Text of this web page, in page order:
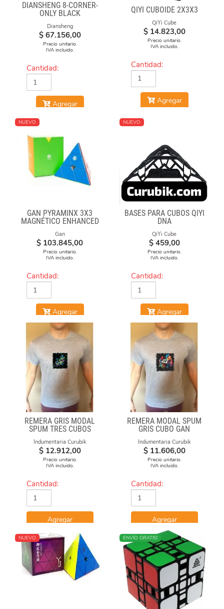
DIANSHENG 8-CORNER-
ONLY BLACK
Diansheng
$ 67.156,00
Precio unitario.
IVA incluido.
Cantidad:
Agregar
QIYI CUBOIDE 2X3X3
QiYi Cube
$ 14.823,00
Precio unitario.
IVA incluido.
Cantidad:
Agregar
NUEVO
GAN PYRAMINX 3X3
MAGNÉTICO ENHANCED
Gan
$ 103.845,00
Precio unitario.
IVA incluido.
Cantidad:
Agregar
NUEVO
BASES PARA CUBOS QIYI
DNA
QiYi Cube
$ 459,00
Precio unitario.
IVA incluido.
Cantidad:
Agregar
REMERA GRIS MODAL
SPUM TRES CUBOS
Indumentaria Curubik
$ 12.912,00
Precio unitario.
IVA incluido.
Cantidad:
Agregar
REMERA MODAL SPUM
GRIS CUBO GAN
Indumentaria Curubik
$ 11.606,00
Precio unitario.
IVA incluido.
Cantidad:
Agregar
NUEVO ENVÍO GRATIS!